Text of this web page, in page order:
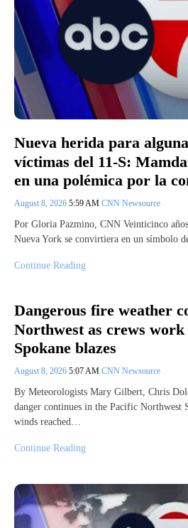
Nueva herida para
víctimas del 11-S:
en una polémica por la
August 8, 2026 5:59 AM CNN Newsource
Por Gloria Pazmino, CNN Veinticinco
Nueva York se convirtiera en un símbolo
Continue Reading
Dangerous fire weather
Northwest as crews
Spokane blazes
August 8, 2026 5:07 AM CNN Newsource
By Meteorologists Mary Gilbert, Chris
danger continues in the Pacific Northwest
winds reached…
Continue Reading